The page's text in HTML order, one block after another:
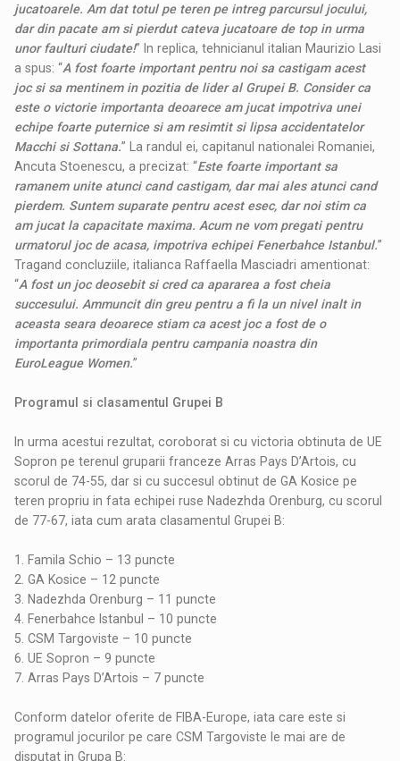
jucatoarele. Am dat totul pe teren pe intreg parcursul jocului,
dar din pacate am si pierdut cateva jucatoare de top in urma
unor faulturi ciudate!” In replica, tehnicianul italian Maurizio Lasi
a spus: “A fost foarte important pentru noi sa castigam acest
joc si sa mentinem in pozitia de lider al Grupei B. Consider ca
este o victorie importanta deoarece am jucat impotriva unei
echipe foarte puternice si am resimtit si lipsa accidentatelor
Macchi si Sottana.” La randul ei, capitanul nationalei Romaniei,
Ancuta Stoenescu, a precizat: “Este foarte important sa
ramanem unite atunci cand castigam, dar mai ales atunci cand
pierdem. Suntem suparate pentru acest esec, dar noi stim ca
am jucat la capacitate maxima. Acum ne vom pregati pentru
urmatorul joc de acasa, impotriva echipei Fenerbahce Istanbul.”
Tragand concluziile, italianca Raffaella Masciadri amentionat:
“A fost un joc deosebit si cred ca apararea a fost cheia
succesului. Ammuncit din greu pentru a fi la un nivel inalt in
aceasta seara deoarece stiam ca acest joc a fost de o
importanta primordiala pentru campania noastra din
EuroLeague Women.”
Programul si clasamentul Grupei B
In urma acestui rezultat, coroborat si cu victoria obtinuta de UE
Sopron pe terenul gruparii franceze Arras Pays D’Artois, cu
scorul de 74-55, dar si cu succesul obtinut de GA Kosice pe
teren propriu in fata echipei ruse Nadezhda Orenburg, cu scorul
de 77-67, iata cum arata clasamentul Grupei B:
1. Famila Schio – 13 puncte
2. GA Kosice – 12 puncte
3. Nadezhda Orenburg – 11 puncte
4. Fenerbahce Istanbul – 10 puncte
5. CSM Targoviste – 10 puncte
6. UE Sopron – 9 puncte
7. Arras Pays D’Artois – 7 puncte
Conform datelor oferite de FIBA-Europe, iata care este si
programul jocurilor pe care CSM Targoviste le mai are de
disputat in Grupa B: